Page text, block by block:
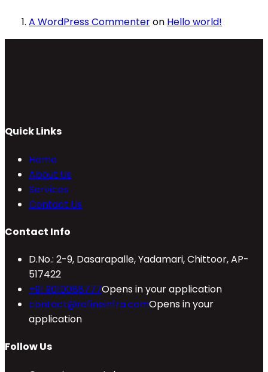
A WordPress Commenteron Hello world!
Quick Links
Home
About Us
Services
Contact Us
Contact Info
D.No.: 2-9, Dasarapalle, Yadamari, Chittoor, AP-
517422
+91 9010088777Opens in your application
contact@refineinfra.comOpens in your
application
Follow Us